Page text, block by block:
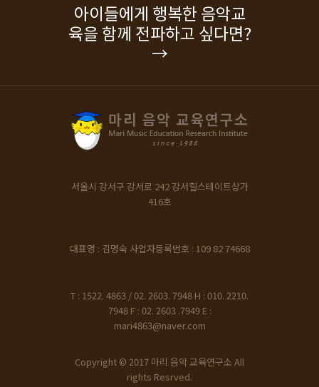
아이들에게 행복한 음악교
육을 함께 전파하고 싶다면?
→
서울시 강서구 강서로 242강서힐스테이트상가
416호
대표명 : 김명숙 사업자등록번호 : 109 82 74668
T : 1522. 4863 / 02. 2603. 7948 H : 010. 2210.
7948 F : 02. 2603 .7949E :
mari4863@naver.com
Copyright © 2017 마리 음악 교육연구소 All
rights Resrved.